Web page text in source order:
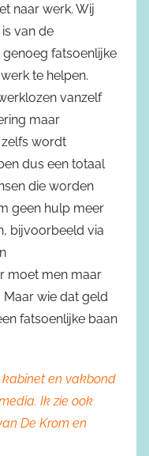
naar werk. Wij
van de
fatsoenlijke
te helpen.
vanzelf
maar
wordt
dus een totaal
die worden
geen hulp meer
bijvoorbeeld via
moet men maar
wie dat geld
fatsoenlijke baan
kabinet en vakbond
Ik zie ook
De Krom en